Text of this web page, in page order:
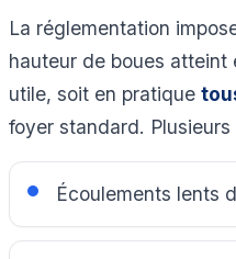
La réglementation
hauteur de boues
utile, soit en pratique
foyer standard.
Écoulements lents